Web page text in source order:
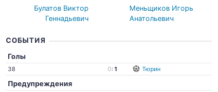
Булатов Виктор
Геннадьевич
Меньщиков Игорь
Анатольевич
СОБЫТИЯ
Голы
38 0: 1 Тюрин
Предупреждения